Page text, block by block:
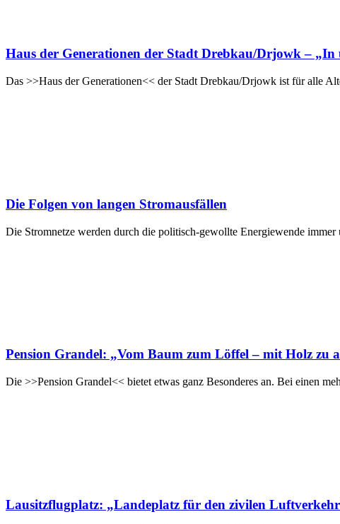
Haus der Generationen der Stadt Drebkau/Drjowk –
Das >>Haus der Generationen<< der Stadt Drebkau/Drjowk ist für alle
Die Folgen von langen Stromausfällen
Die Stromnetze werden durch die politisch-gewollte Energiewende
Pension Grandel: „Vom Baum zum Löffel – mit Holz zu
Die >>Pension Grandel<< bietet etwas ganz Besonderes an. Bei einen
Lausitzflugplatz: „Landeplatz für den zivilen